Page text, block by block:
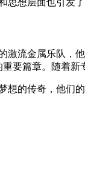
思想层面也引发
激流金属乐队，
要篇章。随着新
想的传奇，他们